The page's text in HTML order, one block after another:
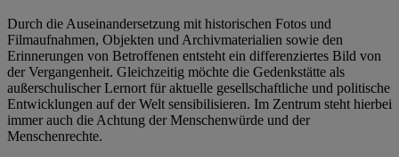
Durch die Auseinandersetzung mit historischen Fotos und
Filmaufnahmen, Objekten und Archivmaterialien sowie den
Erinnerungen von Betroffenen entsteht ein differenziertes Bild von
der Vergangenheit. Gleichzeitig möchte die Gedenkstätte als
außerschulischer Lernort für aktuelle gesellschaftliche und politische
Entwicklungen auf der Welt sensibilisieren. Im Zentrum steht hierbei
immer auch die Achtung der Menschenwürde und der
Menschenrechte.